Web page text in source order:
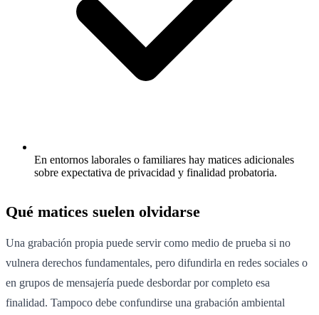
En entornos laborales o familiares hay matices adicionales
sobre expectativa de privacidad y finalidad probatoria.
Qué matices suelen olvidarse
Una grabación propia puede servir como medio de prueba si no
vulnera derechos fundamentales, pero difundirla en redes sociales o
en grupos de mensajería puede desbordar por completo esa
finalidad. Tampoco debe confundirse una grabación ambiental